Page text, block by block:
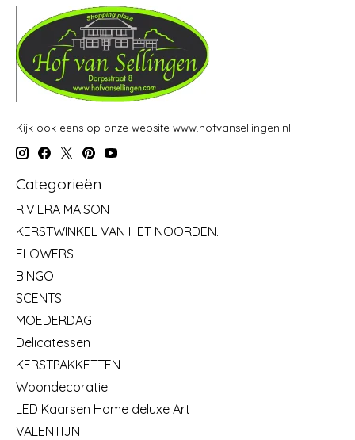
Kijk ook eens op onze website www.hofvansellingen.nl
Categorieën
RIVIERA MAISON
KERSTWINKEL VAN HET NOORDEN.
FLOWERS
BINGO
SCENTS
MOEDERDAG
Delicatessen
KERSTPAKKETTEN
Woondecoratie
LED Kaarsen Home deluxe Art
VALENTIJN